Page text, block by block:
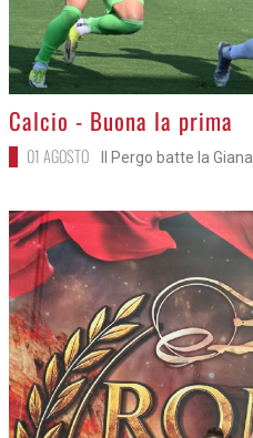
>
Calcio - Buona la prima
01 AGOSTO Il Pergo batte la Giana